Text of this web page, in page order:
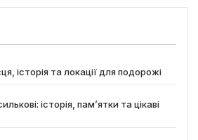
історія та локації для подорожі
історія, пам’ятки та цікаві